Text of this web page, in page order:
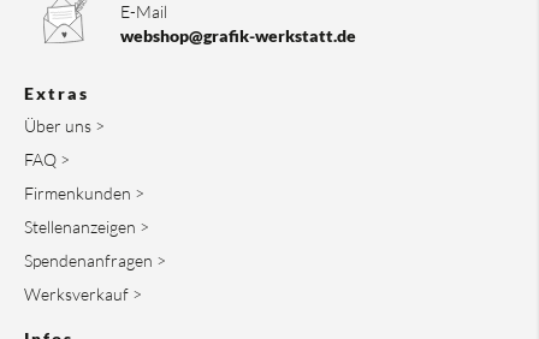
E-Mail
webshop@grafik-werkstatt.de
Extras
Über uns >
FAQ >
Firmenkunden >
Stellenanzeigen >
Spendenanfragen >
Werksverkauf >